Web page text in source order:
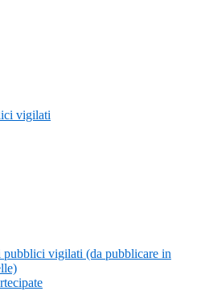
vigilati
pubblici vigilati (da pubblicare in